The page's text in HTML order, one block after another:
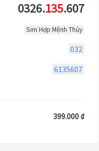
0326.135.607
Sim Hợp Mệnh Thủy
032
6135607
399.000 ₫